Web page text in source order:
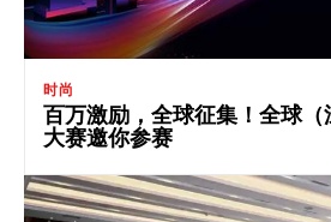
时尚
百万激励，全球征集！全球
大赛邀你参赛